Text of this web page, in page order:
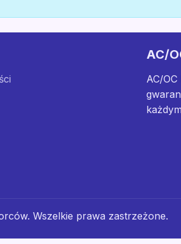
AC/
AC/
Wszelkie prawa zastrzeżone.